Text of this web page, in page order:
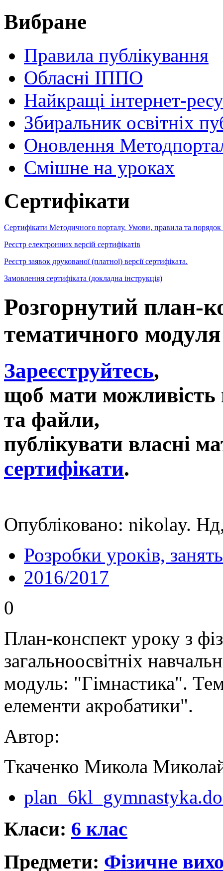
Вибране
Правила публікування
Обласні ІППО
Найкращі інтернет-
Збиральник освітніх
Оновлення
Cмішне на уроках
Сертифікати
Сертифікати Методичного порталу. Умови, правила та порядок
Реєстр електронних версій сертифікатів
Реєстр заявок друкованої (платної) версії сертифіката.
Замовлення сертифіката (докладна інструкція)
Розгорнутий план-
тематичного
Зареєструйтесь,
щоб мати можливість
та файли,
публікувати власні
сертифікати.
Опубліковано: nikolay.
Розробки уроків, занять
2016/2017
0
План-конспект уроку з
загальноосвітніх
модуль: "Гімнастика".
елементи акробатики".
Автор:
Ткаченко Микола
Класи: 6 клас
Предмети: Фізичне